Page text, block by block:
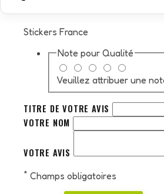
Stickers France
Note pour Qualité
Veuillez attribuer une
TITRE DE VOTRE AVIS
VOTRE NOM
VOTRE AVIS
* Champs obligatoires